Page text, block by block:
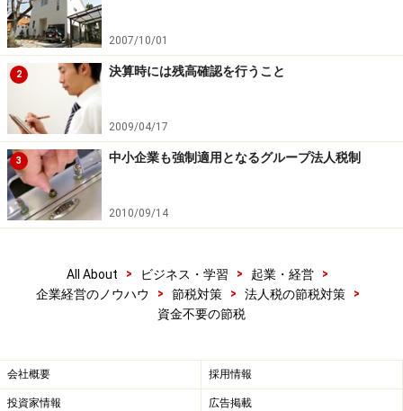
2007/10/01
2 決算時には残高確認を行うこと
2009/04/17
3 中小企業も強制適用となるグループ法人税制
2010/09/14
All About > ビジネス・学習 > 起業・経営
>
企業経営のノウハウ
> 節税対策 > 法人税の節税対策
>
資金不要の節税
会社概要 採用情報
投資家情報 広告掲載